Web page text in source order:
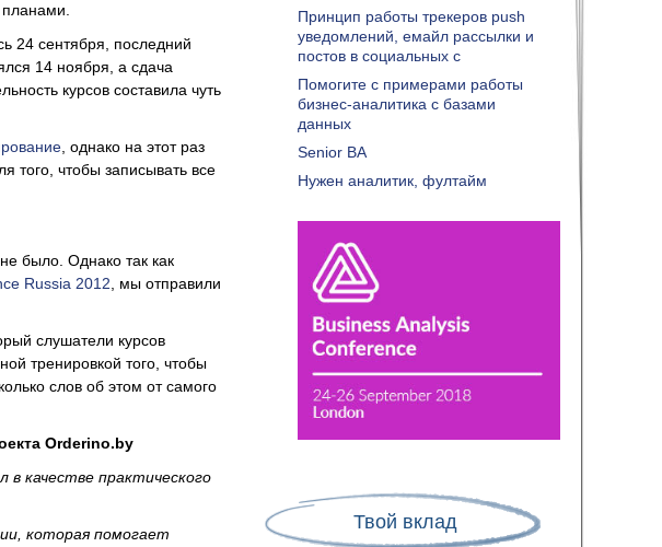
24 сентября, последний
14 ноября, а сдача
курсов составила чуть
, однако на этот раз
того, чтобы записывать все
было. Однако так как
Russia 2012 , мы отправили
слушатели курсов
тренировкой того, чтобы
слов об этом от самого
Orderino.by
в качестве практического
которая помогает
Принцип работы трекеров push
уведомлений, емайл рассылки и
постов в социальных с
Помогите с примерами работы
бизнес-аналитика с базами
данных
Senior BA
Нужен аналитик, фултайм
Твой вклад